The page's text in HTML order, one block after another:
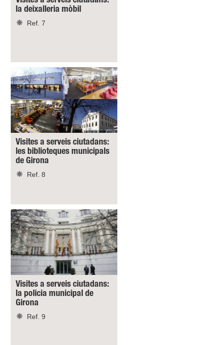
la deixalleria mòbil
Ref. 7
Visites a serveis ciutadans:
les biblioteques municipals
de Girona
Ref. 8
Visites a serveis ciutadans:
la policia municipal de
Girona
Ref. 9